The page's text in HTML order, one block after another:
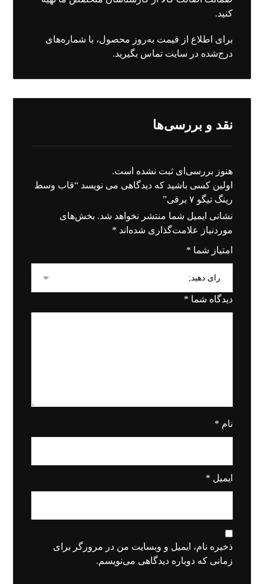
کنید.
برای اطلاع از قیمت به‌روز محصول، با شماره‌های
درج‌شده در سایت تماس بگیرید.
نقد و بررسی‌ها
هنوز بررسی‌ای ثبت نشده است.
اولین کسی باشید که دیدگاهی می نویسد “قاب وسط
رینگ تیگو ٧ برقی”
نشانی ایمیل شما منتشر نخواهد شد. بخش‌های
موردنیاز علامت‌گذاری شده‌اند *
امتیاز شما *
دیدگاه شما *
نام *
ایمیل *
ذخیره نام، ایمیل و وبسایت من در مرورگر برای
زمانی که دوباره دیدگاهی می‌نویسم.